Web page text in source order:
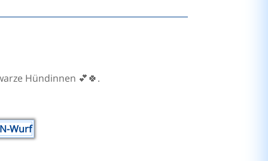
Hündinnen 💕🍀.